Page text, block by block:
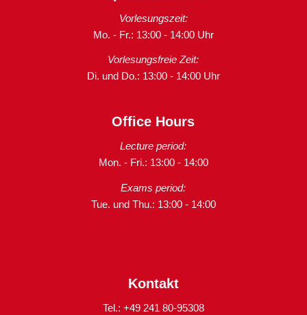
Vorlesungszeit:
Mo. - Fr.: 13:00 - 14:00 Uhr
Vorlesungsfreie Zeit:
Di. und Do.: 13:00 - 14:00 Uhr
Office Hours
Lecture period:
Mon. - Fri.: 13:00 - 14:00
Exams period:
Tue. und Thu.: 13:00 - 14:00
Kontakt
Tel.: +49 241 80-95308